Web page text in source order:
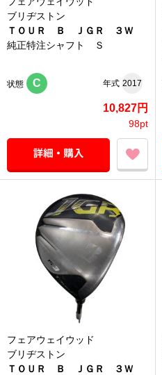
ブリヂストン
ＴＯＵＲ Ｂ ＪＧＲ ３Ｗ
純正特注シャフト Ｓ
状態 C 年式 2017
10,827円
98pt
フェアウェイウッド
ブリヂストン
ＴＯＵＲ Ｂ ＪＧＲ ３Ｗ